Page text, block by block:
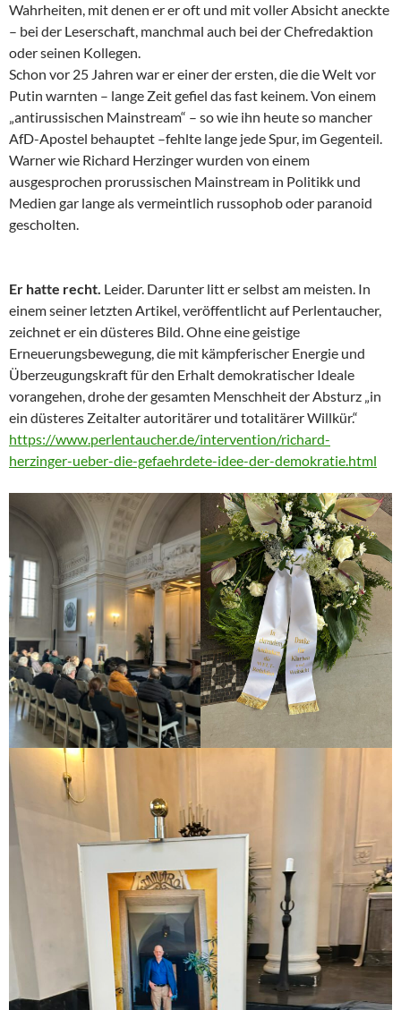
Wahrheiten, mit denen er er oft und mit voller Absicht aneckte
– bei der Leserschaft, manchmal auch bei der Chefredaktion
oder seinen Kollegen.
Schon vor 25 Jahren war er einer der ersten, die die Welt vor
Putin warnten – lange Zeit gefiel das fast keinem. Von einem
„antirussischen Mainstream“ – so wie ihn heute so mancher
AfD-Apostel behauptet –fehlte lange jede Spur, im Gegenteil.
Warner wie Richard Herzinger wurden von einem
ausgesprochen prorussischen Mainstream in Politikk und
Medien gar lange als vermeintlich russophob oder paranoid
gescholten.
Er hatte recht. Leider. Darunter litt er selbst am meisten. In
einem seiner letzten Artikel, veröffentlicht auf Perlentaucher,
zeichnet er ein düsteres Bild. Ohne eine geistige
Erneuerungsbewegung, die mit kämpferischer Energie und
Überzeugungskraft für den Erhalt demokratischer Ideale
vorangehen, drohe der gesamten Menschheit der Absturz „in
ein düsteres Zeitalter autoritärer und totalitärer Willkür.“
https://www.perlentaucher.de/intervention/richard-
herzinger-ueber-die-gefaehrdete-idee-der-demokratie.html